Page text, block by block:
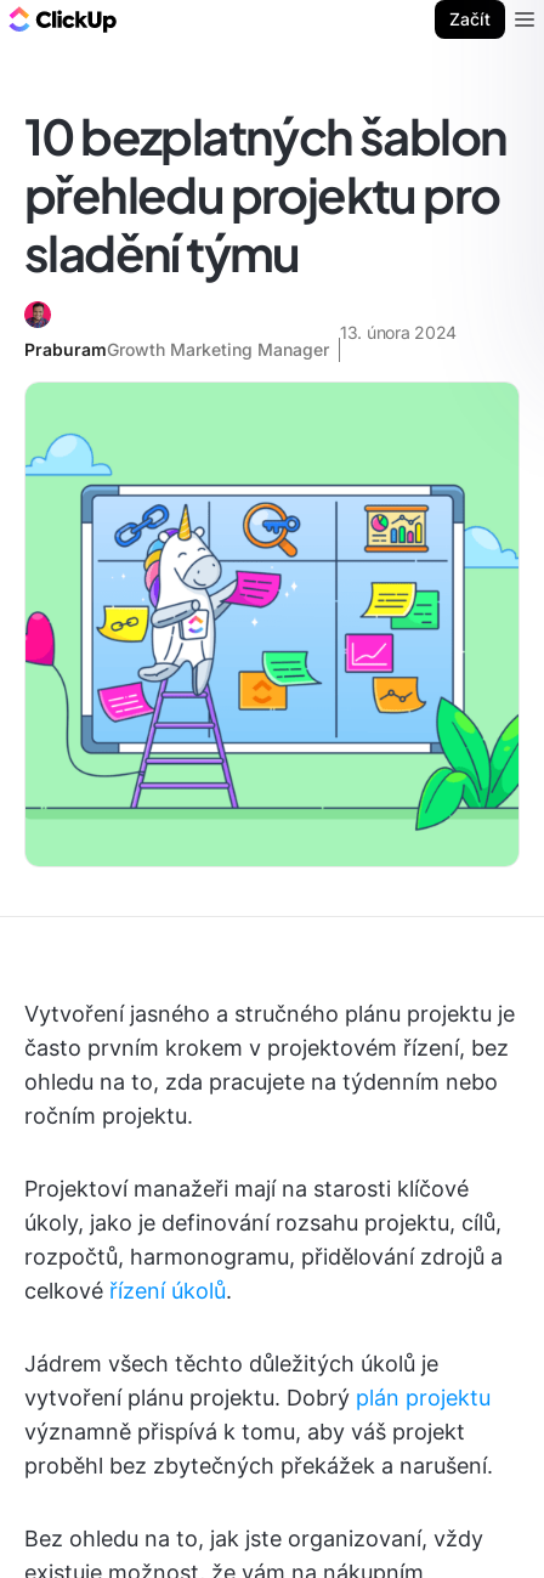
Začít
10 bezplatných šablon
přehledu projektu pro
sladění týmu
PraburamGrowth Marketing Manager
13. února 2024
Vytvoření jasného a stručného plánu projektu je
často prvním krokem v projektovém řízení, bez
ohledu na to, zda pracujete na týdenním nebo
ročním projektu.
Projektoví manažeři mají na starosti klíčové
úkoly, jako je definování rozsahu projektu, cílů,
rozpočtů, harmonogramu, přidělování zdrojů a
celkové řízení úkolů.
Jádrem všech těchto důležitých úkolů je
vytvoření plánu projektu. Dobrý plán projektu
významně přispívá k tomu, aby váš projekt
proběhl bez zbytečných překážek a narušení.
Bez ohledu na to, jak jste organizovaní, vždy
existuje možnost, že vám na nákupním